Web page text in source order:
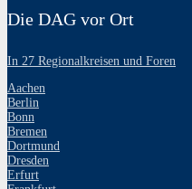
Die DAG vor Ort
In 27 Regionalkreisen und Foren
Aachen
Berlin
Bonn
Bremen
Dortmund
Dresden
Erfurt